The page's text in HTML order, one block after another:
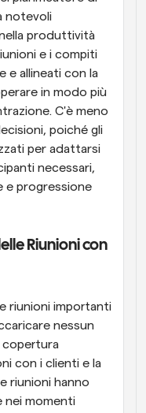
notevoli
produttività
e i compiti
e allineati con la
in modo più
C'è meno
poiché gli
per adattarsi
necessari,
e progressione
Riunioni con
riunioni importanti
nessun
copertura
con i clienti e la
riunioni hanno
nei momenti